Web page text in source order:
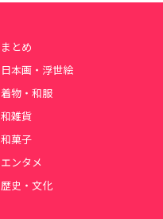
まとめ
日本画・浮世絵
着物・和服
和雑貨
和菓子
エンタメ
歴史・文化